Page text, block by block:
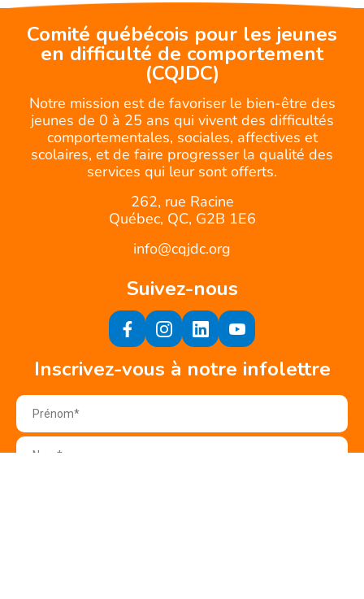
Comité québécois pour les jeunes
en difficulté de comportement
(CQJDC)
Notre mission est de favoriser le bien-être des
jeunes de 0 à 25 ans qui vivent des difficultés
comportementales, sociales, affectives et
scolaires, et de faire progresser la qualité des
services qui leur sont offerts.
262, rue Racine
Québec, QC, G2B 1E6
info@cqjdc.org
Suivez-nous
Inscrivez-vous à notre infolettre